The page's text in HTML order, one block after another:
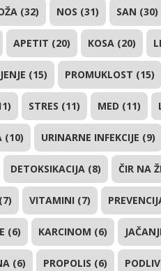
(32) NOS (31) SAN (30)
APETIT (20) KOSA (20)
(15) PROMUKLOST (15)
STRES (11) MED (11)
(10) URINARNE INFEKCIJE (9)
DETOKSIKACIJA (8) ČIR NA
VITAMINI (7)
(6) KARCINOM (6)
(6) PROPOLIS (6)